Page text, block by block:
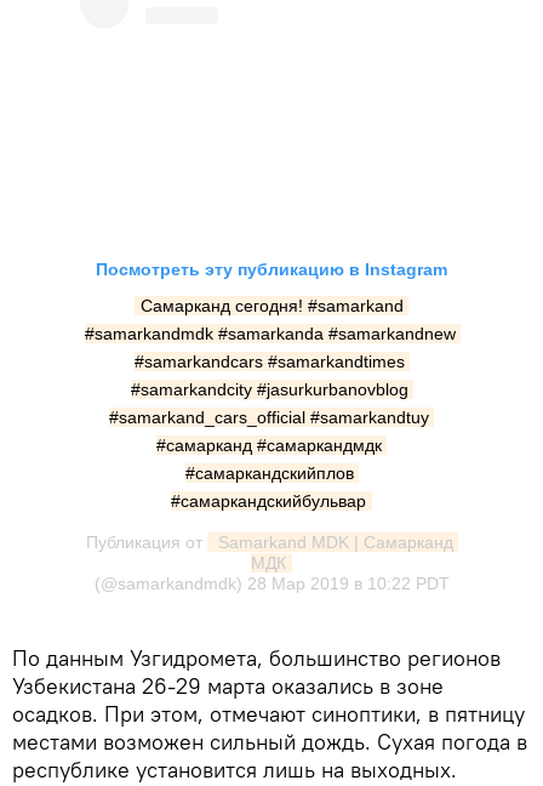
Посмотреть эту публикацию в Instagram
Самарканд сегодня! #samarkand
#samarkandmdk #samarkanda #samarkandnew
#samarkandcars #samarkandtimes
#samarkandcity #jasurkurbanovblog
#samarkand_cars_official #samarkandtuy
#самарканд #самаркандмдк
#самаркандскийплов
#самаркандскийбульвар
Публикация от
Samarkand MDK | Самарканд
МДК
(@samarkandmdk) 28 Мар 2019 в 10:22 PDT
По данным Узгидромета, большинство регионов
Узбекистана 26-29 марта оказались в зоне
осадков. При этом, отмечают синоптики, в пятницу
местами возможен сильный дождь. Сухая погода в
республике установится лишь на выходных.